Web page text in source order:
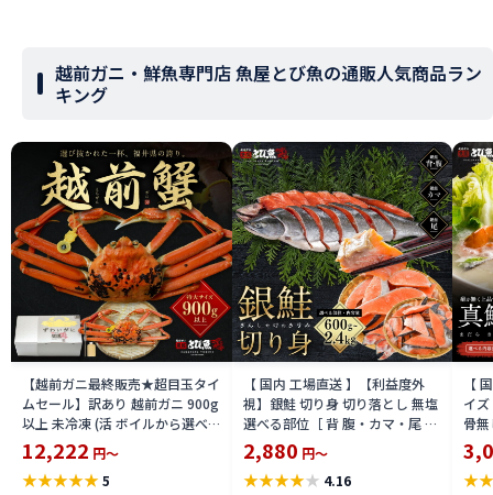
越前ガニ・鮮魚専門店 魚屋とび魚の通販人気商品ラン
キング
【越前ガニ最終販売★超目玉タイ
ムセール】訳あり 越前ガニ 900g
以上 未冷凍 (活 ボイルから選べ
る) 福井県産 国産 産地直送 脚折
れ 訳ありカニ 越前がに ズワイガ
ニ 越前 かに 送料無料 etz-900w
12,222 円～
★★★★★5
【 国内 工場直送 】【利益度外
視】銀鮭 切り身 切り落とし 無塩
選べる部位［ 背 腹・カマ・尾 ］
600g〜2.4kg 骨取り・骨無し 骨
あり 切り落とし 骨取り・骨無し
切身 ses2301-12ka
2,880 円～
★★★★★ 4.16
【
イ
骨
(真
ライ
★